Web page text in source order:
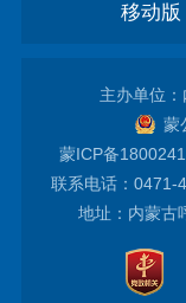
移动版
主办单位
蒙
蒙ICP备
联系电话：
地址：内蒙古